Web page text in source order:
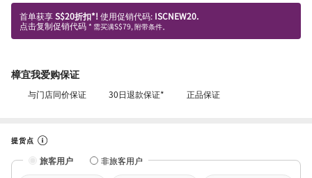
首单获享S$20折扣*! 使用促销代码: ISCNEW20.
点击复制促销代码 * 需买满S$79, 附带条件。
樟宜我爱购保证
与门店同价保证 30日退款保证* 正品保证
提货点
旅客用户 非旅客用户